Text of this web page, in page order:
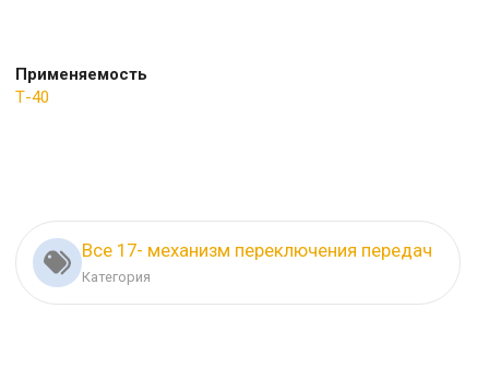
Применяемость
Т-40
Все 17- механизм переключения передач
Категория